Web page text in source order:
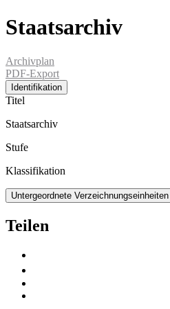
Staatsarchiv
Archivplan
PDF-Export
Identifikation
Titel
Staatsarchiv
Stufe
Klassifikation
Untergeordnete Verzeichnungseinheiten
Teilen